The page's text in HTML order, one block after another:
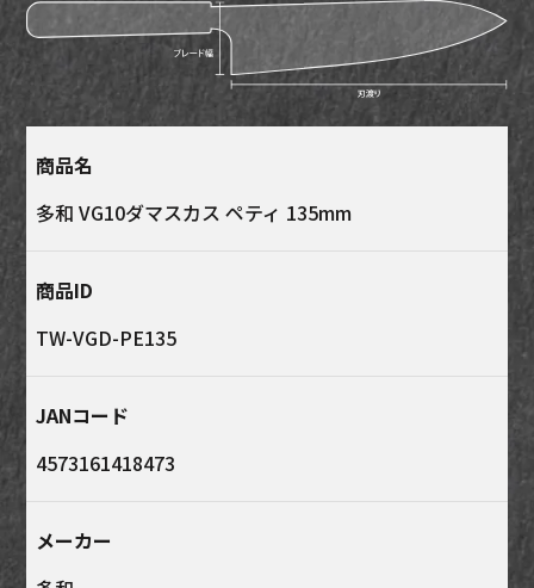
商品名
多和 VG10ダマスカス ペティ 135mm
商品ID
TW-VGD-PE135
JANコード
4573161418473
メーカー